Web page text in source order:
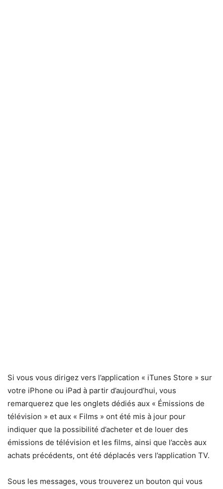
Si vous vous dirigez vers l’application « iTunes Store » sur
votre iPhone ou iPad à partir d’aujourd’hui, vous
remarquerez que les onglets dédiés aux « Émissions de
télévision » et aux « Films » ont été mis à jour pour
indiquer que la possibilité d’acheter et de louer des
émissions de télévision et les films, ainsi que l’accès aux
achats précédents, ont été déplacés vers l’application TV.
Sous les messages, vous trouverez un bouton qui vous